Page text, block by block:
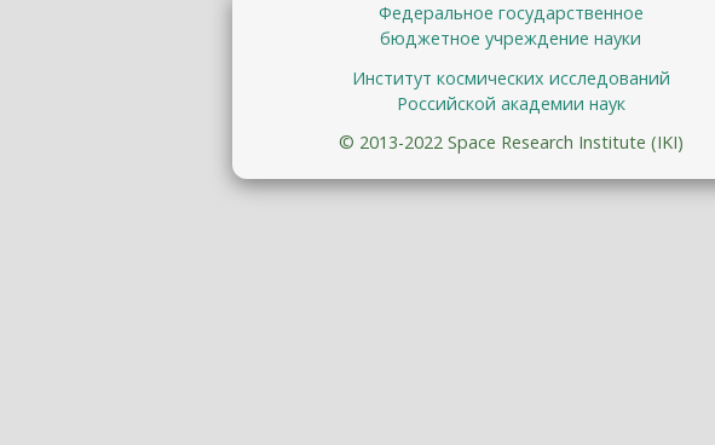
Федеральное государственное
бюджетное учреждение науки
Институт космических исследований
Российской академии наук
© 2013-2022 Space Research Institute (IKI)